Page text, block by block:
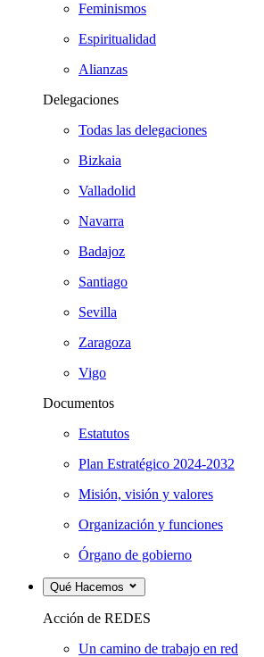
Feminismos
Espiritualidad
Alianzas
Delegaciones
Todas las delegaciones
Bizkaia
Valladolid
Navarra
Badajoz
Santiago
Sevilla
Zaragoza
Vigo
Documentos
Estatutos
Plan Estratégico 2024-2032
Misión, visión y valores
Organización y funciones
Órgano de gobierno
Qué Hacemos
Acción de REDES
Un camino de trabajo en red